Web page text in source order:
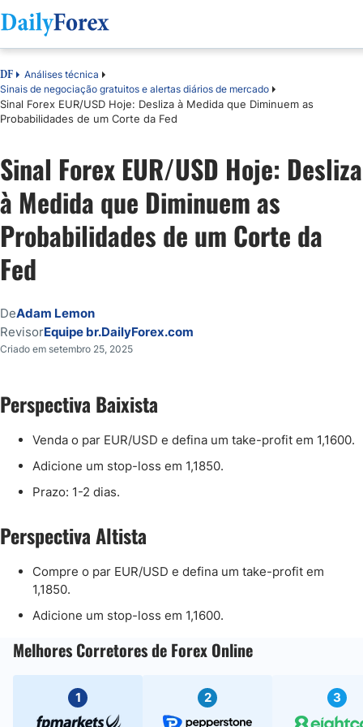
DF
Análises técnica
Sinais de negociação gratuitos e alertas diários de mercado
Sinal Forex EUR/USD Hoje: Desliza à Medida que Diminuem as
Probabilidades de um Corte da Fed
Sinal Forex EUR/USD Hoje: Desliza
à Medida que Diminuem as
Probabilidades de um Corte da
Fed
DeAdam Lemon
RevisorEquipe br.DailyForex.com
Criado em setembro 25, 2025
Perspectiva Baixista
Venda o par EUR/USD e defina um take-profit em 1,1600.
Adicione um stop-loss em 1,1850.
Prazo: 1-2 dias.
Perspectiva Altista
Compre o par EUR/USD e defina um take-profit em
1,1850.
Adicione um stop-loss em 1,1600.
Melhores Corretores de Forex Online
1 2 3